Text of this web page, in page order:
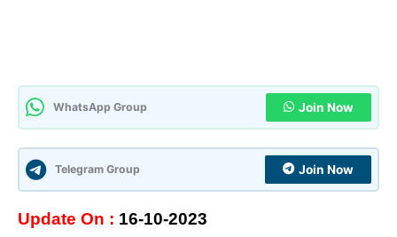
WhatsApp Group Join Now
Telegram Group Join Now
Update On : 16-10-2023